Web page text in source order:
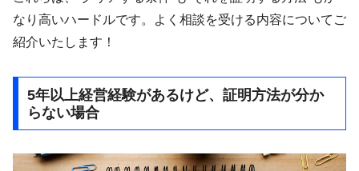
なり高いハードルです。よく相談を受ける内容についてご
紹介いたします！
5年以上経営経験があるけど、証明方法が分か
らない場合